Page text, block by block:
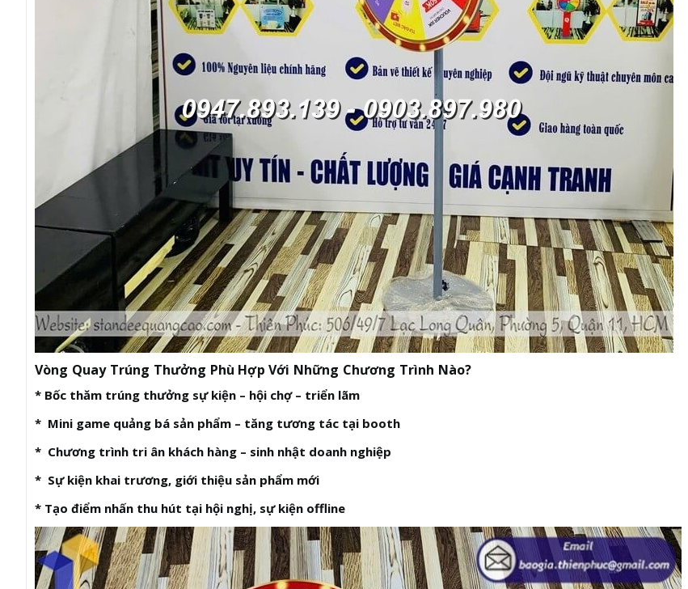
Vòng Quay Trúng Thưởng Phù Hợp Với Những Chương Trình Nào?
* Bốc thăm trúng thưởng sự kiện – hội chợ – triển lãm
* Mini game quảng bá sản phẩm – tăng tương tác tại booth
* Chương trình tri ân khách hàng – sinh nhật doanh nghiệp
* Sự kiện khai trương, giới thiệu sản phẩm mới
* Tạo điểm nhấn thu hút tại hội nghị, sự kiện offline